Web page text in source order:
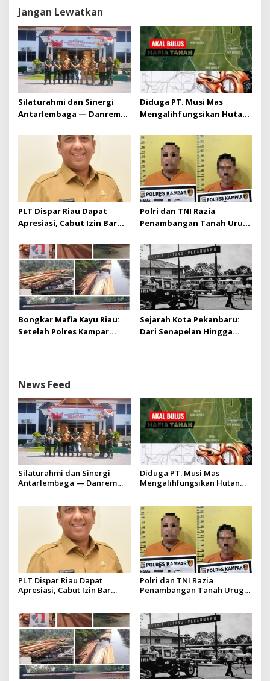
s
Jangan Lewatkan
Silaturahmi dan Sinergi
Antarlembaga — Danrem
Kejaksaan Negeri Kuansing
Diduga PT. Musi Mas
Mengalihfungsikan Hutan
diduga melebihi batas izin
yang diizinkan
PLT Dispar Riau Dapat
Apresiasi, Cabut Izin Bar
Pro-Rakyat
Polri dan TNI Razia
Penambangan Tanah Urug,
Bongkar Mafia Kayu Riau:
Setelah Polres Kampar
Sejarah Kota Pekanbaru:
Dari Senapelan Hingga
News Feed
Silaturahmi dan Sinergi
Antarlembaga — Danrem
Diduga PT. Musi Mas
Mengalihfungsikan Hutan
yang diizinkan
PLT Dispar Riau Dapat
Apresiasi, Cabut Izin Bar
Polri dan TNI Razia
Penambangan Tanah Urug,